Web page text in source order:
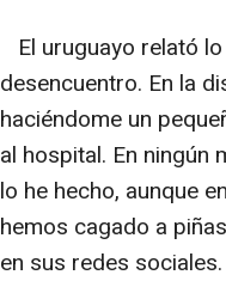
El uruguayo relató
desencuentro. En la
haciéndome un
al hospital. En
lo he hecho, aunque
hemos cagado a
en sus redes sociales.